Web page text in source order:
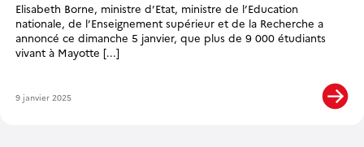
Elisabeth Borne, ministre d’Etat, ministre de l’Education
nationale, de l’Enseignement supérieur et de la Recherche a
annoncé ce dimanche 5 janvier, que plus de 9 000 étudiants
vivant à Mayotte [...]
9 janvier 2025